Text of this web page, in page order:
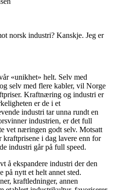
norsk industri? Kanskje. Jeg er
«unikhet» helt. Selv med
selv med flere kabler, vil Norge
Kraftnæring og industri er
er de i et
industri tar unna rundt en
industrien, er det full
vet næringen godt selv. Motsatt
i dag lavere enn for
industri går på full speed.
å ekspandere industri der den
på nytt et helt annet sted.
kraftledninger, annen